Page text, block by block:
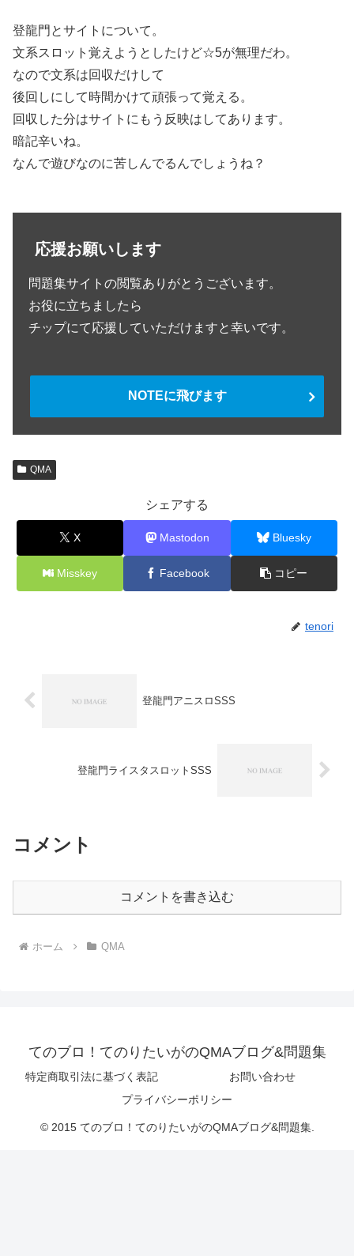
登龍門とサイトについて。
文系スロット覚えようとしたけど☆5が無理だわ。
なので文系は回収だけして
後回しにして時間かけて頑張って覚える。
回収した分はサイトにもう反映はしてあります。
暗記辛いね。
なんで遊びなのに苦しんでるんでしょうね？
応援お願いします
問題集サイトの閲覧ありがとうございます。
お役に立ちましたら
チップにて応援していただけますと幸いです。
NOTEに飛びます
QMA
シェアする
X Mastodon Bluesky
Misskey Facebook コピー
tenori
登龍門アニスロSSS
登龍門ライスタスロットSSS
コメント
コメントを書き込む
ホーム QMA
てのブロ！てのりたいがのQMAブログ&問題集
特定商取引法に基づく表記
お問い合わせ
プライバシーポリシー
© 2015 てのブロ！てのりたいがのQMAブログ&問題集.